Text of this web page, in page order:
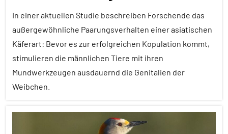
Spezies
Konkurrenz
Vögel
Wirbeltiere
In einer aktuellen Studie beschreiben Forschende das
außergewöhnliche Paarungsverhalten einer asiatischen
Käferart: Bevor es zur erfolgreichen Kopulation kommt,
stimulieren die männlichen Tiere mit ihren
Mundwerkzeugen ausdauernd die Genitalien der
Weibchen.